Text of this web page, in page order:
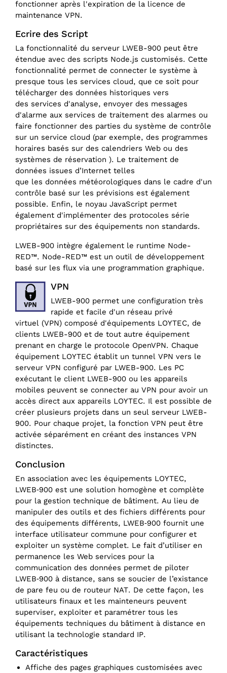
fonctionner après l'expiration de la licence de
maintenance VPN.
Ecrire des Script
La fonctionnalité du serveur LWEB-900 peut être
étendue avec des scripts Node.js customisés. Cette
fonctionnalité permet de connecter le système à
presque tous les services cloud, que ce soit pour
télécharger des données historiques vers
des services d'analyse, envoyer des messages
d'alarme aux services de traitement des alarmes ou
faire fonctionner des parties du système de contrôle
sur un service cloud (par exemple, des programmes
horaires basés sur des calendriers Web ou des
systèmes de réservation ). Le traitement de
données issues d’Internet telles
que les données météorologiques dans le cadre d'un
contrôle basé sur les prévisions est également
possible. Enfin, le noyau JavaScript permet
également d'implémenter des protocoles série
propriétaires sur des équipements non standards.
LWEB-900 intègre également le runtime Node-
RED™. Node-RED™ est un outil de développement
basé sur les flux via une programmation graphique.
VPN
LWEB-900 permet une configuration très
rapide et facile d'un réseau privé
virtuel (VPN) composé d'équipements LOYTEC, de
clients LWEB-900 et de tout autre équipement
prenant en charge le protocole OpenVPN. Chaque
équipement LOYTEC établit un tunnel VPN vers le
serveur VPN configuré par LWEB-900. Les PC
exécutant le client LWEB-900 ou les appareils
mobiles peuvent se connecter au VPN pour avoir un
accès direct aux appareils LOYTEC. Il est possible de
créer plusieurs projets dans un seul serveur LWEB-
900. Pour chaque projet, la fonction VPN peut être
activée séparément en créant des instances VPN
distinctes.
Conclusion
En association avec les équipements LOYTEC,
LWEB‑900 est une solution homogène et complète
pour la gestion technique de bâtiment. Au lieu de
manipuler des outils et des fichiers différents pour
des équipements différents, LWEB‑900 fournit une
interface utilisateur commune pour configurer et
exploiter un système complet. Le fait d’utiliser en
permanence les Web services pour la
communication des données permet de piloter
LWEB‑900 à distance, sans se soucier de l’existance
de pare feu ou de routeur NAT. De cette façon, les
utilisateurs finaux et les mainteneurs peuvent
superviser, exploiter et paramétrer tous les
équipements techniques du bâtiment à distance en
utilisant la technologie standard IP.
Caractéristiques
Affiche des pages graphiques customisées avec